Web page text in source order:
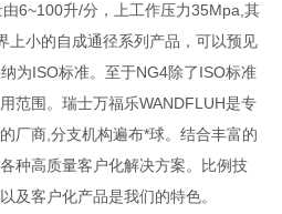
6~100升/分，上工作压力35Mpa,其
上小的自成通径系列产品，可以预见
为ISO标准。至于NG4除了ISO标准
范围。瑞士万福乐WANDFLUH是专
厂商,分支机构遍布*球。结合丰富的
种高质量客户化解决方案。比例技
及客户化产品是我们的特色。